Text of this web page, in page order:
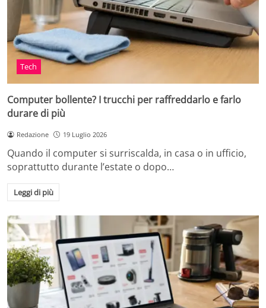
Tech
Computer bollente? I trucchi per raffreddarlo e farlo
durare di più
Redazione 19 Luglio 2026
Quando il computer si surriscalda, in casa o in ufficio,
soprattutto durante l’estate o dopo…
Leggi di più